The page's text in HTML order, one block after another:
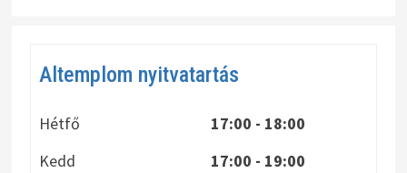
Altemplom nyitvatartás
Hétfő
17:00 - 18:00
Kedd
17:00 - 19:00